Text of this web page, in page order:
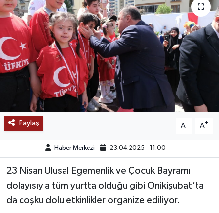
Paylaş A- A+
Haber Merkezi 23.04.2025 - 11:00
23 Nisan Ulusal Egemenlik ve Çocuk Bayramı
dolayısıyla tüm yurtta olduğu gibi Onikişubat’ta
da coşku dolu etkinlikler organize ediliyor.
BÖLGE
KEŞFET
POPÜLER
DÜNYA
TREND
MEDYA
OTOMOTİV
TEKNOLOJİ